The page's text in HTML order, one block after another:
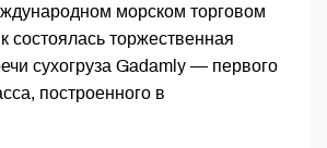
морском торговом
состоялась торжественная
сухогруза Gadamly — первого
построенного в